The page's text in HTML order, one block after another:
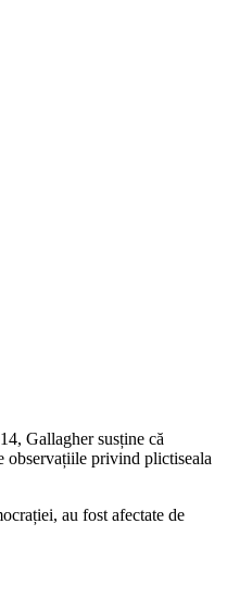
Gallagher susține că
observațiile privind plictiseala
au fost afectate de